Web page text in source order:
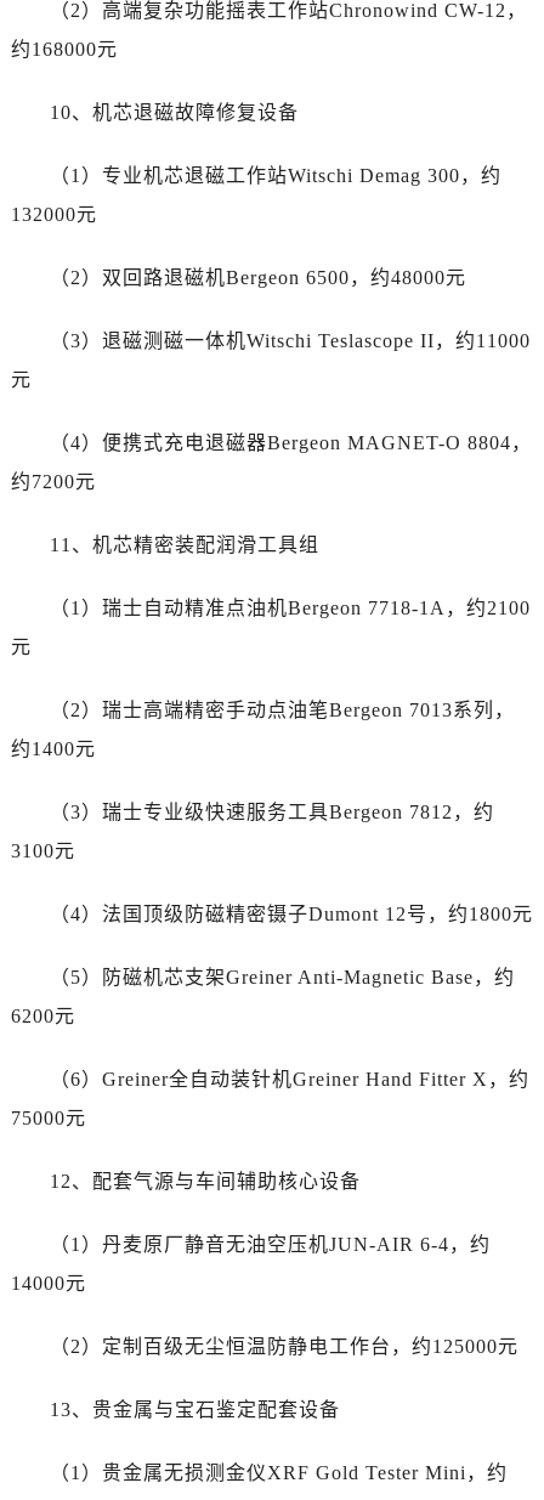
云南省西双版纳傣族自治州景洪市宣慰大道劳力士售后服务中心（需提前预约）
浙江省温州市鹿城区锦绣路1067号置信广场10层1015室劳力士售后服务中心（需提前预约）
江苏省无锡市梁溪区人民中路139号恒隆广场写字楼1座11层1104室劳力士售后服务中心（需提前预约）
湖北省武汉市江汉区解放大道686号世界贸易大厦38层09室劳力士售后服务中心（需提前预约）
山东省烟台市芝罘区胜利路139号万达金融中心A座907室劳力士售后服务中心（需提前预约）
云南省昆明市盘龙区北京路928号同德昆明广场写字楼10层06室劳力士售后服务中心（需提前预约）
海南省海口市龙华区金贸东路5号海口华润大厦B座17层1707室劳力士售后服务中心（需提前预约）
节假日正常营业！
（2）高端复杂功能摇表工作站Chronowind CW-12，
约168000元
10、机芯退磁故障修复设备
（1）专业机芯退磁工作站Witschi Demag 300，约
132000元
（2）双回路退磁机Bergeon 6500，约48000元
（3）退磁测磁一体机Witschi Teslascope II，约11000
元
（4）便携式充电退磁器Bergeon MAGNET-O 8804，
约7200元
11、机芯精密装配润滑工具组
（1）瑞士自动精准点油机Bergeon 7718-1A，约2100
元
（2）瑞士高端精密手动点油笔Bergeon 7013系列，
约1400元
（3）瑞士专业级快速服务工具Bergeon 7812，约
3100元
（4）法国顶级防磁精密镊子Dumont 12号，约1800元
（5）防磁机芯支架Greiner Anti-Magnetic Base，约
6200元
（6）Greiner全自动装针机Greiner Hand Fitter X，约
75000元
12、配套气源与车间辅助核心设备
（1）丹麦原厂静音无油空压机JUN-AIR 6-4，约
14000元
（2）定制百级无尘恒温防静电工作台，约125000元
13、贵金属与宝石鉴定配套设备
（1）贵金属无损测金仪XRF Gold Tester Mini，约